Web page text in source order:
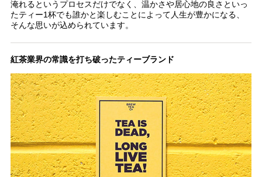
淹れるというプロセスだけでなく、温かさや居心地の良さといっ
たティー1杯でも誰かと楽しむことによって人生が豊かになる、
そんな思いが込められています。
紅茶業界の常識を打ち破ったティーブランド